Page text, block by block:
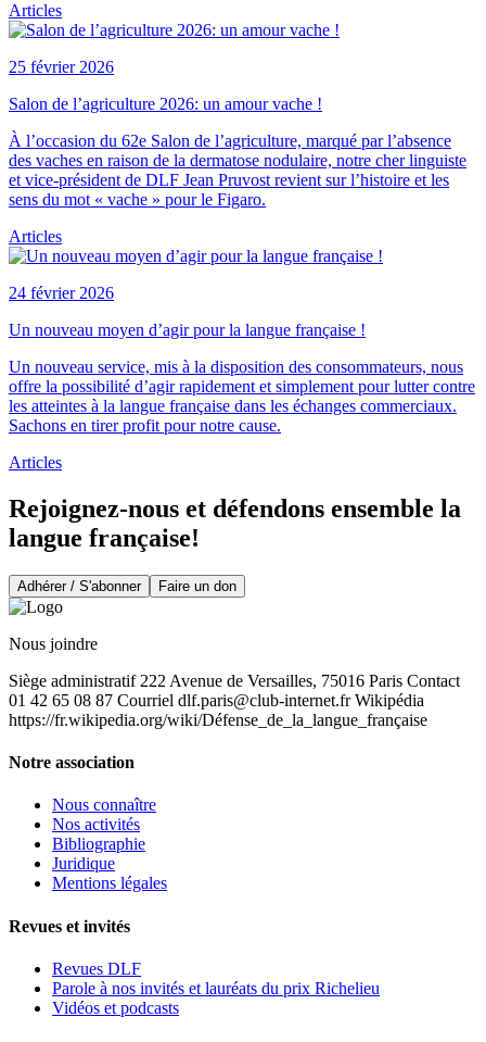
Articles
25 février 2026
Salon de l’agriculture 2026: un amour vache !
À l’occasion du 62e Salon de l’agriculture, marqué par l’absence
des vaches en raison de la dermatose nodulaire, notre cher linguiste
et vice-président de DLF Jean Pruvost revient sur l’histoire et les
sens du mot « vache » pour le Figaro.
Articles
24 février 2026
Un nouveau moyen d’agir pour la langue française !
Un nouveau service, mis à la disposition des consommateurs, nous
offre la possibilité d’agir rapidement et simplement pour lutter contre
les atteintes à la langue française dans les échanges commerciaux.
Sachons en tirer profit pour notre cause.
Articles
Rejoignez-nous et défendons ensemble la
langue française!
Adhérer / S'abonner Faire un don
Nous joindre
Siège administratif 222 Avenue de Versailles, 75016 Paris Contact
01 42 65 08 87 Courriel dlf.paris@club-internet.frWikipédia
https://fr.wikipedia.org/wiki/Défense_de_la_langue_française
Notre association
Nous connaître
Nos activités
Bibliographie
Juridique
Mentions légales
Revues et invités
Revues DLF
Parole à nos invités et lauréats du prix Richelieu
Vidéos et podcasts